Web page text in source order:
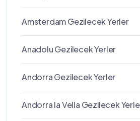
Amsterdam Gezilecek Yerler
Anadolu Gezilecek Yerler
Andorra Gezilecek Yerler
Andorra la Vella Gezilecek